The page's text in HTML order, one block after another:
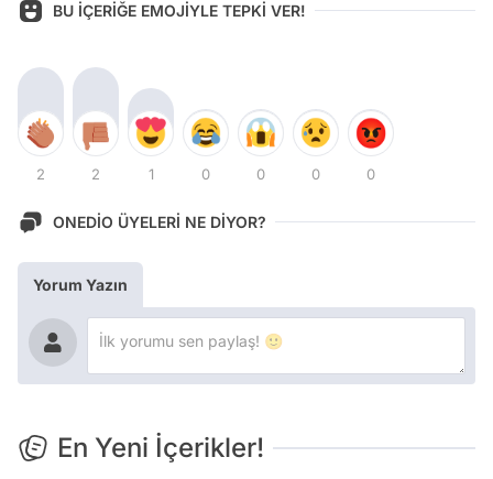
BU İÇERİĞE EMOJİYLE TEPKİ VER!
2 2 1 0 0 0 0
ONEDİO ÜYELERİ NE DİYOR?
Yorum Yazın
En Yeni İçerikler!